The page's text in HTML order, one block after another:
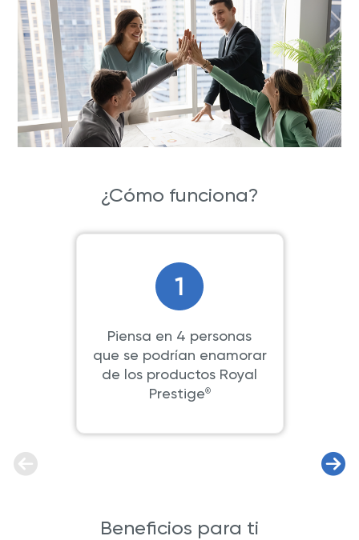
¿Cómo funciona?
Piensa en 4 personas
que se podrían enamorar
de los productos Royal
Prestige®
Beneficios para ti